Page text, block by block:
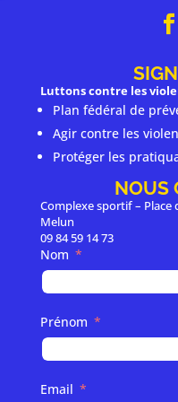
Luttons contre les
Plan fédéral de
Agir contre les
Protéger les
NOUS
Complexe sportif – Place
Melun
09 84 59 14 73
Nom
Prénom
Email